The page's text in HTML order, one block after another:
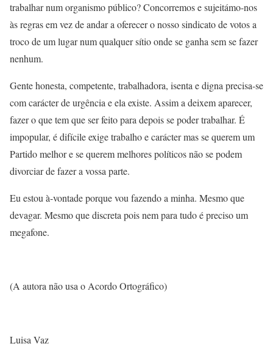
trabalhar num organismo público? Concorremos e sujeitámo-nos
às regras em vez de andar a oferecer o nosso sindicato de votos a
troco de um lugar num qualquer sítio onde se ganha sem se fazer
nenhum.
Gente honesta, competente, trabalhadora, isenta e digna precisa-se
com carácter de urgência e ela existe. Assim a deixem aparecer,
fazer o que tem que ser feito para depois se poder trabalhar. É
impopular, é difícile exige trabalho e carácter mas se querem um
Partido melhor e se querem melhores políticos não se podem
divorciar de fazer a vossa parte.
Eu estou à-vontade porque vou fazendo a minha. Mesmo que
devagar. Mesmo que discreta pois nem para tudo é preciso um
megafone.
(A autora não usa o Acordo Ortográfico)
Luisa Vaz